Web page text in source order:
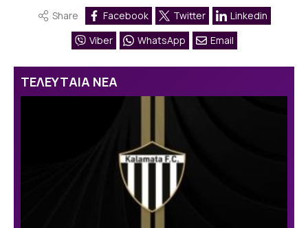
Share Facebook Twitter
Linkedin
Viber
WhatsApp Email
ΤΕΛΕΥΤΑΙΑ ΝΕΑ